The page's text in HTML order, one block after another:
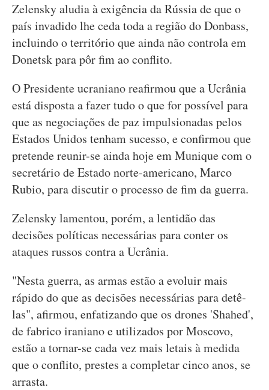
Zelensky aludia à exigência da Rússia de que o
país invadido lhe ceda toda a região do Donbass,
incluindo o território que ainda não controla em
Donetsk para pôr fim ao conflito.
O Presidente ucraniano reafirmou que a Ucrânia
está disposta a fazer tudo o que for possível para
que as negociações de paz impulsionadas pelos
Estados Unidos tenham sucesso, e confirmou que
pretende reunir-se ainda hoje em Munique com o
secretário de Estado norte-americano, Marco
Rubio, para discutir o processo de fim da guerra.
Zelensky lamentou, porém, a lentidão das
decisões políticas necessárias para conter os
ataques russos contra a Ucrânia.
"Nesta guerra, as armas estão a evoluir mais
rápido do que as decisões necessárias para detê-
las", afirmou, enfatizando que os drones 'Shahed',
de fabrico iraniano e utilizados por Moscovo,
estão a tornar-se cada vez mais letais à medida
que o conflito, prestes a completar cinco anos, se
arrasta.